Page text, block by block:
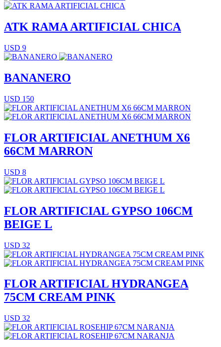
ATK RAMA ARTIFICIAL CHICA
USD 9
BANANERO
USD 150
FLOR ARTIFICIAL ANETHUM X6
66CM MARRON
USD 8
FLOR ARTIFICIAL GYPSO 106CM
BEIGE L
USD 32
FLOR ARTIFICIAL HYDRANGEA
75CM CREAM PINK
USD 32